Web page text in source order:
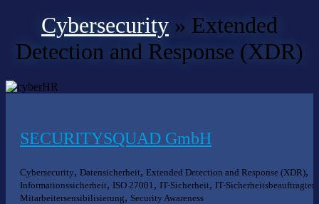
Cybersecurity » Extended
Detection and Response (XDR)
SECURITYSQUAD GmbH
Cybersecurity, Datensicherheit, Extended Detection and Response (XDR),
Informationssicherheit, ISO 27001 , IT-Sicherheit, IT-Sicherheitsbeauftragter
Mitarbeitersensibilisierung, Security Awareness